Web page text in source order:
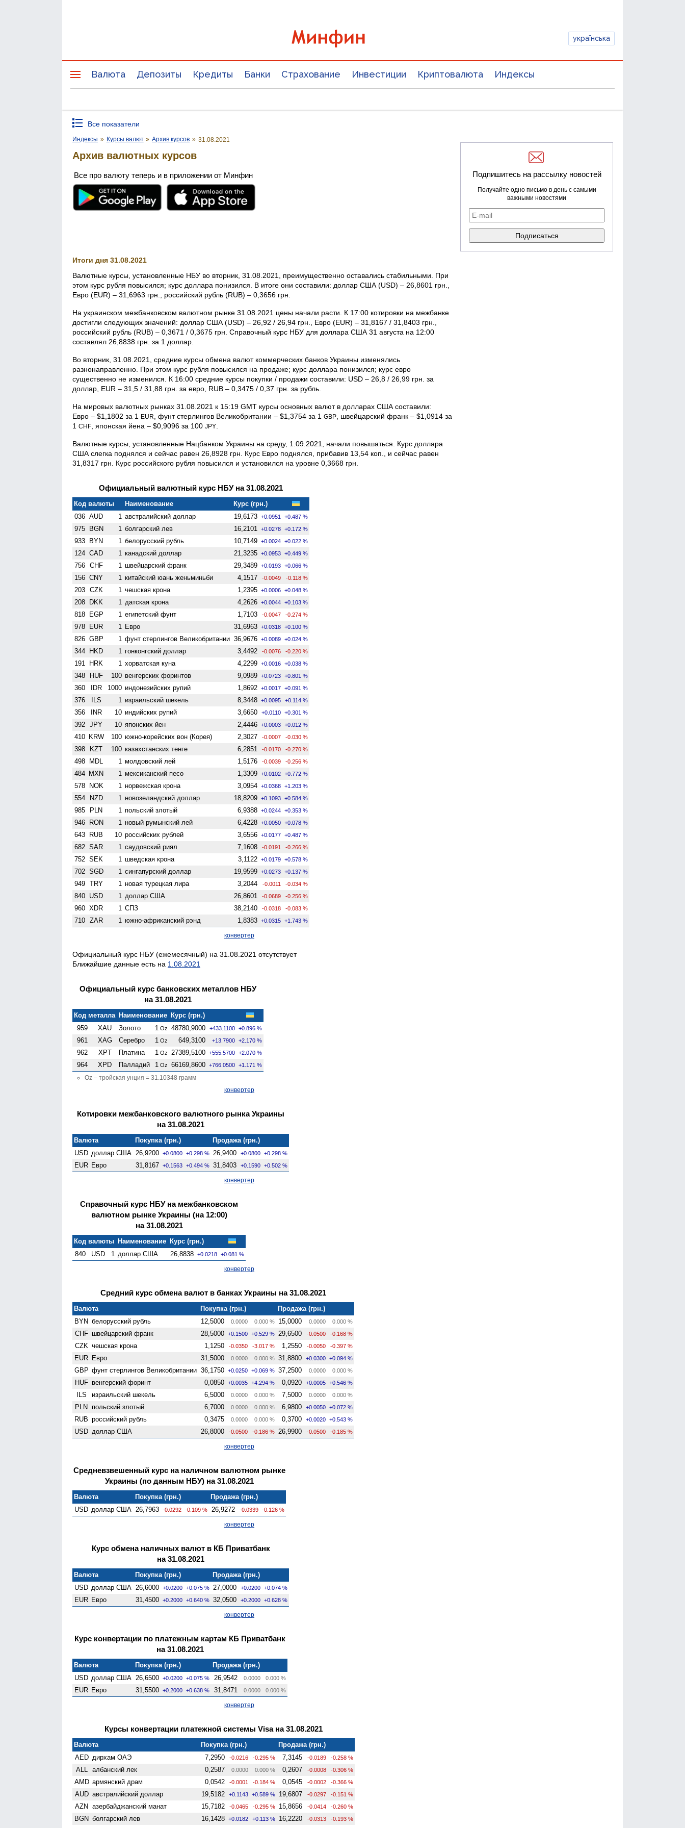
українська
Валюта Депозиты Кредиты Банки Страхование Инвестиции Криптовалюта Индексы
Все показатели
Индексы » Курсы валют » Архив курсов » 31.08.2021
Архив валютных курсов
Все про валюту теперь и в приложении от Минфин
Итоги дня 31.08.2021
Валютные курсы, установленные НБУ во вторник, 31.08.2021, преимущественно оставались стабильными. При
этом курс рубля повысился; курс доллара понизился. В итоге они составили: доллар США (USD) – 26,8601 грн.,
Евро (EUR) – 31,6963 грн., российский рубль (RUB) – 0,3656 грн.
На украинском межбанковском валютном рынке 31.08.2021 цены начали расти. К 17:00 котировки на межбанке
достигли следующих значений: доллар США (USD) – 26,92 / 26,94 грн., Евро (EUR) – 31,8167 / 31,8403 грн.,
российский рубль (RUB) – 0,3671 / 0,3675 грн. Справочный курс НБУ для доллара США 31 августа на 12:00
составлял 26,8838 грн. за 1 доллар.
Во вторник, 31.08.2021, средние курсы обмена валют коммерческих банков Украины изменялись
разнонаправленно. При этом курс рубля повысился на продаже; курс доллара понизился; курс евро
существенно не изменился. К 16:00 средние курсы покупки / продажи составили: USD – 26,8 / 26,99 грн. за
доллар, EUR – 31,5 / 31,88 грн. за евро, RUB – 0,3475 / 0,37 грн. за рубль.
На мировых валютных рынках 31.08.2021 к 15:19 GMT курсы основных валют в долларах США составили:
Евро – $1,1802 за 1 EUR , фунт стерлингов Велико­британии – $1,3754 за 1 GBP , швейцарский франк – $1,0914 за
1 CHF , японская йена – $0,9096 за 100 JPY
Валютные курсы, установленные Нацбанком Украины на среду, 1.09.2021, начали повышаться. Курс доллара
США слегка поднялся и сейчас равен 26,8928 грн. Курс Евро поднялся, прибавив 13,54 коп., и сейчас равен
31,8317 грн. Курс российского рубля повысился и установился на уровне 0,3668 грн.
Официальный валютный курс НБУ на 31.08.2021
Код валюты Наименование
Курс (грн.)
036 AUD 1 австралийский доллар 19,6173 +0.0951 +0.487 %
975 BGN 1 болгарский лев 16,2101 +0.0278 +0.172 %
933 BYN 1 белорусский рубль 10,7149 +0.0024 +0.022 %
124 CAD 1 канадский доллар 21,3235 +0.0953 +0.449 %
756 CHF 1 швейцарский франк 29,3489 +0.0193 +0.066 %
156 CNY 1 китайский юань женьминьби 4,1517 -0.0049 -0.118 %
203 CZK 1 чешская крона 1,2395 +0.0006 +0.048 %
208 DKK 1 датская крона 4,2626 +0.0044 +0.103 %
818 EGP 1 египетский фунт 1,7103 -0.0047 -0.274 %
978 EUR 1 Евро 31,6963 +0.0318 +0.100 %
826 GBP 1 фунт стерлингов Велико­британии 36,9676 +0.0089 +0.024 %
344 HKD 1 гонконгский доллар 3,4492 -0.0076 -0.220 %
191 HRK 1 хорватская куна 4,2299 +0.0016 +0.038 %
348 HUF 100 венгерских форинтов 9,0989 +0.0723 +0.801 %
360 IDR 1000 индонезийских рупий 1,8692 +0.0017 +0.091 %
376 ILS 1 израильский шекель 8,3448 +0.0095 +0.114 %
356 INR 10 индийских рупий 3,6650 +0.0110 +0.301 %
392 JPY 10 японских йен 2,4446 +0.0003 +0.012 %
410 KRW 100 южно-корейских вон (Корея) 2,3027 -0.0007 -0.030 %
398 KZT 100 казахстанских тенге 6,2851 -0.0170 -0.270 %
498 MDL 1 молдовский лей 1,5176 -0.0039 -0.256 %
484 MXN 1 мексиканский песо 1,3309 +0.0102 +0.772 %
578 NOK 1 норвежская крона 3,0954 +0.0368 +1.203 %
554 NZD 1 ново­зеландский доллар 18,8209 +0.1093 +0.584 %
985 PLN 1 польский злотый 6,9388 +0.0244 +0.353 %
946 RON 1 новый румынский лей 6,4228 +0.0050 +0.078 %
643 RUB 10 российских рублей 3,6556 +0.0177 +0.487 %
682 SAR 1 саудовский риял 7,1608 -0.0191 -0.266 %
752 SEK 1 шведская крона 3,1122 +0.0179 +0.578 %
702 SGD 1 сингапурский доллар 19,9599 +0.0273 +0.137 %
949 TRY 1 новая турецкая лира 3,2044 -0.0011 -0.034 %
840 USD 1 доллар США 26,8601 -0.0689 -0.256 %
960 XDR 1 СПЗ 38,2140 -0.0318 -0.083 %
710 ZAR 1 южно-африканский рэнд 1,8383 +0.0315 +1.743 %
конвертер
Официальный курс НБУ (ежемесячный) на 31.08.2021 отсутствует
Ближайшие данные есть на 1.08.2021
Официальный курс банковских металлов НБУ
на 31.08.2021
Код металла Наименование Курс (грн.)
959
XAU Золото 1 Oz 48780,9000 +433.1100 +0.896 %
961 XAG Серебро 1 Oz 649,3100 +13.7900 +2.170 %
962 XPT Платина 1 Oz 27389,5100 +555.5700 +2.070 %
964 XPD Палладий 1 Oz 66169,8600 +766.0500 +1.171 %
Oz – тройская унция = 31.10348 грамм
конвертер
Котировки межбанковского валютного рынка Украины
на 31.08.2021
Валюта Покупка (грн.)
Продажа (грн.)
USD доллар США 26,9200 +0.0800 +0.298 % 26,9400 +0.0800 +0.298 %
EUR Евро 31,8167 +0.1563 +0.494 % 31,8403 +0.1590 +0.502 %
конвертер
Справочный курс НБУ на межбанковском
валютном рынке Украины (на 12:00)
на 31.08.2021
Код валюты Наименование Курс (грн.)
840
USD 1 доллар США 26,8838 +0.0218 +0.081 %
конвертер
Средний курс обмена валют в банках Украины на 31.08.2021
Валюта Покупка (грн.)
Продажа (грн.)
BYN белорусский рубль 12,5000 0.0000 0.000 % 15,0000 0.0000 0.000 %
CHF швейцарский франк 28,5000 +0.1500 +0.529 % 29,6500 -0.0500 -0.168 %
CZK чешская крона 1,1250 -0.0350 -3.017 % 1,2550 -0.0050 -0.397 %
EUR Евро 31,5000 0.0000 0.000 % 31,8800 +0.0300 +0.094 %
GBP фунт стерлингов Велико­британии 36,1750 +0.0250 +0.069 % 37,2500 0.0000 0.000 %
HUF венгерский форинт 0,0850 +0.0035 +4.294 % 0,0920 +0.0005 +0.546 %
ILS израильский шекель 6,5000 0.0000 0.000 % 7,5000 0.0000 0.000 %
PLN польский злотый 6,7000 0.0000 0.000 % 6,9800 +0.0050 +0.072 %
RUB российский рубль 0,3475 0.0000 0.000 % 0,3700 +0.0020 +0.543 %
USD доллар США 26,8000 -0.0500 -0.186 % 26,9900 -0.0500 -0.185 %
конвертер
Средневзвешенный курс на наличном валютном рынке
Украины (по данным НБУ) на 31.08.2021
Валюта Покупка (грн.)
Продажа (грн.)
USD доллар США 26,7963 -0.0292 -0.109 % 26,9272 -0.0339 -0.126 %
конвертер
Курс обмена наличных валют в КБ Приватбанк
на 31.08.2021
Валюта Покупка (грн.)
Продажа (грн.)
USD доллар США 26,6000 +0.0200 +0.075 % 27,0000 +0.0200 +0.074 %
EUR Евро 31,4500 +0.2000 +0.640 % 32,0500 +0.2000 +0.628 %
конвертер
Курс конвертации по платежным картам КБ Приватбанк
на 31.08.2021
Валюта Покупка (грн.)
Продажа (грн.)
USD доллар США 26,6500 +0.0200 +0.075 % 26,9542 0.0000 0.000 %
EUR Евро 31,5500 +0.2000 +0.638 % 31,8471 0.0000 0.000 %
конвертер
Курсы конвертации платежной системы Visa на 31.08.2021
Валюта Покупка (грн.)
Продажа (грн.)
AED дирхам ОАЭ 7,2950 -0.0216 -0.295 % 7,3145 -0.0189 -0.258 %
ALL албанский лек 0,2587 0.0000 0.000 % 0,2607 -0.0008 -0.306 %
AMD армянский драм 0,0542 -0.0001 -0.184 % 0,0545 -0.0002 -0.366 %
AUD австралийский доллар 19,5182 +0.1143 +0.589 % 19,6807 -0.0297 -0.151 %
AZN азербайджанский манат 15,7182 -0.0465 -0.295 % 15,8656 -0.0414 -0.260 %
BGN болгарский лев 16,1428 +0.0182 +0.113 % 16,2220 -0.0313 -0.193 %
Подпишитесь на рассылку новостей
Получайте одно письмо в день с самыми
важными новостями